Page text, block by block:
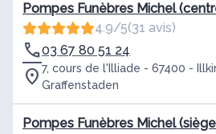
Pompes Funèbres Michel
4.9/5(31 avis)
03 67 80 51 24
7, cours de l'Illiade - 67400 -
Graffenstaden
Pompes Funèbres Michel